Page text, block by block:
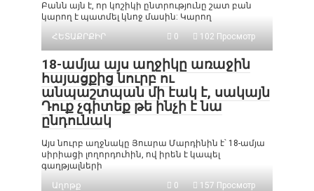
Բանն այն է, որ կոշիկի ընտրությունը շատ բան
կարող է պատմել կնոջ մասին: Կարող
ՀԵՏԱՔՐՔԻՐ
0 102 Просмотр
18-ամյա այս աղջիկը առաջին
հայացքից նուրբ ու
անպաշտպան մի էակ է, սակայն
Դուք չգիտեք թե ինչի է նա
ընդունակ
Այս նուրբ աղջնակը Յուսրա Մարդինին է՝ 18-ամյա
սիրիացի լողորդուհին, ով իրեն է կապել
գաղթյալների
Աղոթք
0 157 Просмотр